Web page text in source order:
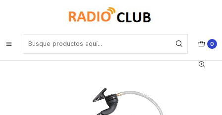
0
Hytera EAM12 Auricular con PTT y VOX integrados en el micrófono
y tubo acústico transparente para BD506 TC-508 Precio con iva